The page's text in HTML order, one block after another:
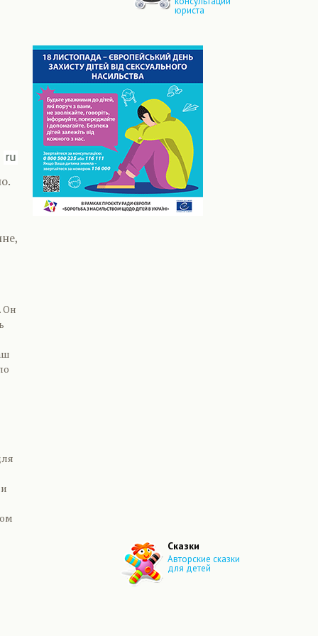
юриста
Он
Сказки
Авторские сказки
для детей